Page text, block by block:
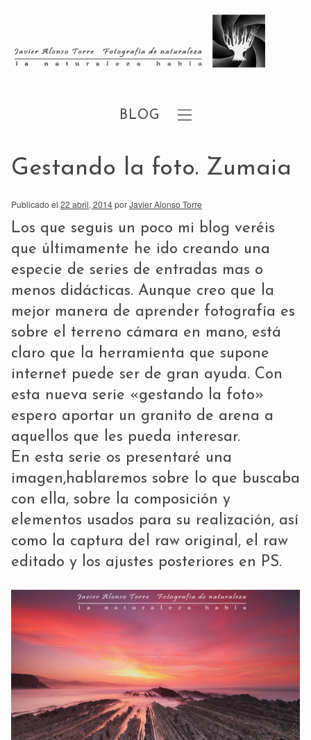
BLOG
Gestando la foto. Zumaia
Publicado el 22 abril, 2014porJavier Alonso Torre
Los que seguis un poco mi blog veréis
que últimamente he ido creando una
especie de series de entradas mas o
menos didácticas. Aunque creo que la
mejor manera de aprender fotografía es
sobre el terreno cámara en mano, está
claro que la herramienta que supone
internet puede ser de gran ayuda. Con
esta nueva serie «gestando la foto»
espero aportar un granito de arena a
aquellos que les pueda interesar.
En esta serie os presentaré una
imagen,hablaremos sobre lo que buscaba
con ella, sobre la composición y
elementos usados para su realización, así
como la captura del raw original, el raw
editado y los ajustes posteriores en PS.